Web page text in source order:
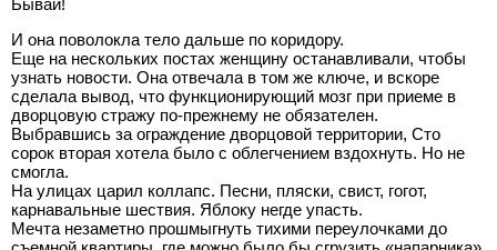
Бывай!
И она поволокла тело дальше по коридору.
Еще на нескольких постах женщину останавливали, чтобы
узнать новости. Она отвечала в том же ключе, и вскоре
сделала вывод, что функционирующий мозг при приеме в
дворцовую стражу по-прежнему не обязателен.
Выбравшись за ограждение дворцовой территории, Сто
сорок вторая хотела было с облегчением вздохнуть. Но не
смогла.
На улицах царил коллапс. Песни, пляски, свист, гогот,
карнавальные шествия. Яблоку негде упасть.
Мечта незаметно прошмыгнуть тихими переулочками до